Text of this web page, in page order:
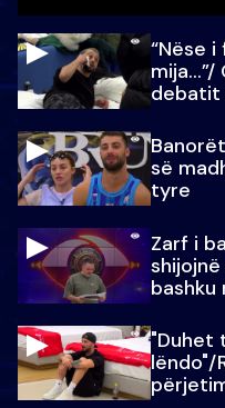
“Nëse
mija…”/
debatit
së
tyre
Zarf i
bashku
"Duhet
lëndo"/